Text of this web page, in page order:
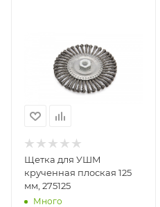
Щетка для УШМ
крученная плоская 125
мм, 275125
Много